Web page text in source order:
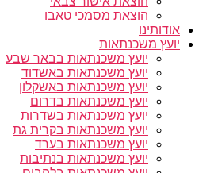
הוצאת מסמכי טאבו
אודותינו
יועץ משכנתאות
יועץ משכנתאות בבאר שבע
יועץ משכנתאות באשדוד
יועץ משכנתאות באשקלון
יועץ משכנתאות בדרום
יועץ משכנתאות בשדרות
יועץ משכנתאות בקרית גת
יועץ משכנתאות בערד
יועץ משכנתאות בנתיבות